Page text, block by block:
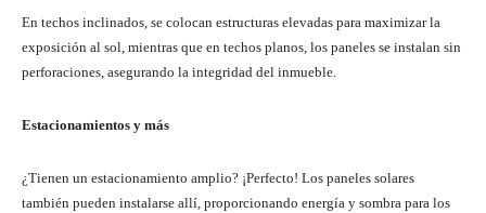
En techos inclinados, se colocan estructuras elevadas para maximizar la
exposición al sol, mientras que en techos planos, los paneles se instalan sin
perforaciones, asegurando la integridad del inmueble.
Estacionamientos y más
¿Tienen un estacionamiento amplio? ¡Perfecto! Los paneles solares
también pueden instalarse allí, proporcionando energía y sombra para los